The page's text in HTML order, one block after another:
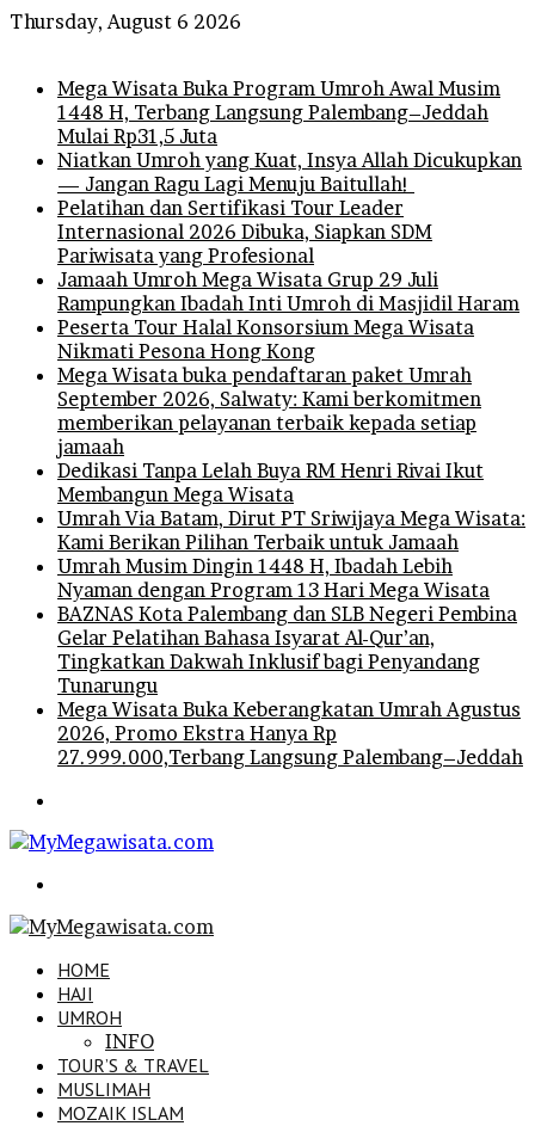
Thursday, August 6 2026
Mega Wisata Buka Program Umroh Awal Musim
1448 H, Terbang Langsung Palembang–Jeddah
Mulai Rp31,5 Juta
Niatkan Umroh yang Kuat, Insya Allah Dicukupkan
— Jangan Ragu Lagi Menuju Baitullah!
Pelatihan dan Sertifikasi Tour Leader
Internasional 2026 Dibuka, Siapkan SDM
Pariwisata yang Profesional
Jamaah Umroh Mega Wisata Grup 29 Juli
Rampungkan Ibadah Inti Umroh di Masjidil Haram
Peserta Tour Halal Konsorsium Mega Wisata
Nikmati Pesona Hong Kong
Mega Wisata buka pendaftaran paket Umrah
September 2026, Salwaty: Kami berkomitmen
memberikan pelayanan terbaik kepada setiap
jamaah
Dedikasi Tanpa Lelah Buya RM Henri Rivai Ikut
Membangun Mega Wisata
Umrah Via Batam, Dirut PT Sriwijaya Mega Wisata:
Kami Berikan Pilihan Terbaik untuk Jamaah
Umrah Musim Dingin 1448 H, Ibadah Lebih
Nyaman dengan Program 13 Hari Mega Wisata
BAZNAS Kota Palembang dan SLB Negeri Pembina
Gelar Pelatihan Bahasa Isyarat Al-Qur’an,
Tingkatkan Dakwah Inklusif bagi Penyandang
Tunarungu
Mega Wisata Buka Keberangkatan Umrah Agustus
2026, Promo Ekstra Hanya Rp
27.999.000,Terbang Langsung Palembang–Jeddah
HOME
HAJI
UMROH
INFO
TOUR’S & TRAVEL
MUSLIMAH
MOZAIK ISLAM